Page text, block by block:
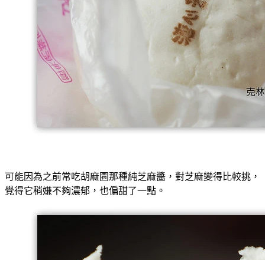
可能因為之前常吃胡麻園那種純芝麻醬，對芝麻變得比較挑，
覺得它稍嫌不夠濃郁，也偏甜了一點。